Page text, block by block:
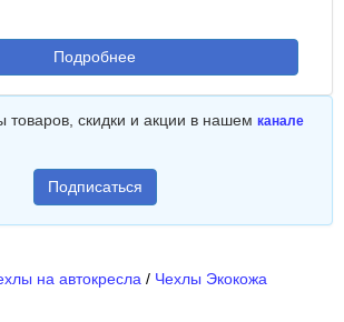
Подробнее
товаров, скидки и акции в нашем канале
Подписаться
на автокресла / Чехлы Экокожа